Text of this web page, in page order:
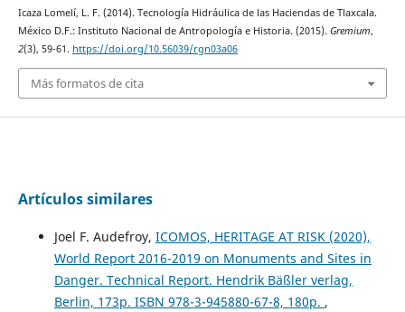
Icaza Lomelí, L. F. (2014). Tecnología Hidráulica de las Haciendas de Tlaxcala.
México D.F.: Instituto Nacional de Antropología e Historia. (2015). Gremium,
2(3), 59-61. https://doi.org/10.56039/rgn03a06
Más formatos de cita
Artículos similares
Joel F. Audefroy, ICOMOS, HERITAGE AT RISK (2020),
World Report 2016-2019 on Monuments and Sites in
Danger. Technical Report. Hendrik Bäßler verlag,
Berlin, 173p. ISBN 978-3-945880-67-8, 180p. ,